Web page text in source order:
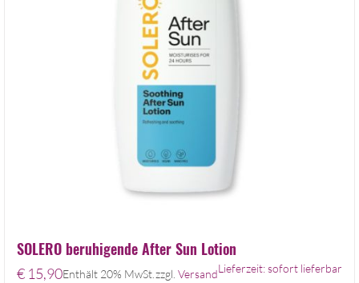
SOLERO beruhigende After Sun Lotion
€ 15,90Enthält 20% MwSt. zzgl. VersandLieferzeit: sofort lieferbar